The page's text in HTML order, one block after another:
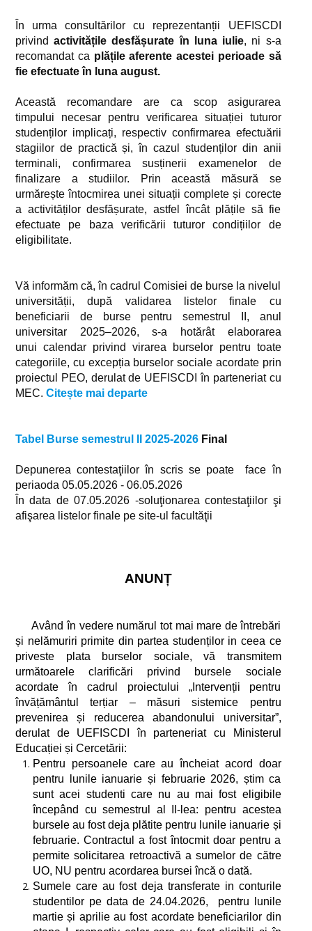
În urma consultărilor cu reprezentanții UEFISCDI
privindactivitățile desfășurate în luna iulie, ni s-a
recomandat ca plățile aferente acestei perioade să
fie efectuate în luna august.
Această recomandare are ca scop asigurarea
timpului necesar pentru verificarea situației tuturor
studenților implicați, respectiv confirmarea efectuării
stagiilor de practică și, în cazul studenților din anii
terminali, confirmarea susținerii examenelor de
finalizare a studiilor. Prin această măsură se
urmărește întocmirea unei situații complete și corecte
a activităților desfășurate, astfel încât plățile să fie
efectuate pe baza verificării tuturor condițiilor de
eligibilitate.
Vă informăm că, în cadrul Comisiei de burse la nivelul
universității, după validarea listelor finale cu
beneficiarii de burse pentru semestrul II, anul
universitar 2025–2026, s-a hotărât elaborarea
unui calendar privind virarea burselor pentru toate
categoriile, cu excepția burselor sociale acordate prin
proiectul PEO, derulat de UEFISCDI în parteneriat cu
MEC. Citește mai departe
Tabel Burse semestrul II 2025-2026 Final
Depunerea contestaţiilor în scris se poate face în
periaoda 05.05.2026 - 06.05.2026
În data de 07.05.2026 -soluţionarea contestaţiilor şi
afişarea listelor finale pe site-ul facultăţii
ANUNȚ
Având în vedere numărul tot mai mare de întrebări
și nelămuriri primite din partea studenților in ceea ce
priveste plata burselor sociale, vă transmitem
următoarele clarificări privind bursele sociale
acordate în cadrul proiectului „Intervenții pentru
învățământul terțiar – măsuri sistemice pentru
prevenirea și reducerea abandonului universitar”,
derulat de UEFISCDI în parteneriat cu Ministerul
Educației și Cercetării:
Pentru persoanele care au încheiat acord doar
pentru lunile ianuarie și februarie 2026, știm ca
sunt acei studenti care nu au mai fost eligibile
începând cu semestrul al II-lea: pentru acestea
bursele au fost deja plătite pentru lunile ianuarie și
februarie. Contractul a fost întocmit doar pentru a
permite solicitarea retroactivă a sumelor de către
UO, NU pentru acordarea bursei încă o dată.
Sumele care au fost deja transferate in conturile
studentilor pe data de 24.04.2026, pentru lunile
martie și aprilie au fost acordate beneficiarilor din